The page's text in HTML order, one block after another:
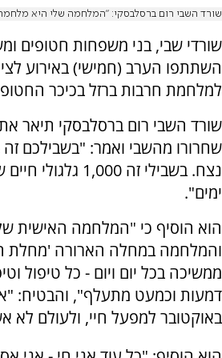
שורד השבי רום ברסלבסקי: "המלחמה שלי היא
שורדי שבי, בני משפחות חטופים
למלחמת חרבות ברזל בכיכר
שורד השבי רום ברסלבסקי תיאר
שחרורו מהשבי ואמר: "בשבילכם זה
ימים".
הוא הוסיף כי "המלחמה האישית
והמלחמה במחלה הארורה 'מחלת
ממשיכה בכל יום ויום - כל טיפול
באוקטובר למפעל חיי, ולעולם לא